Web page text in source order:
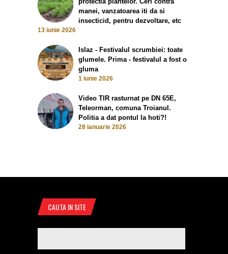
manei, vanzatoarea iti da si
insecticid, pentru dezvoltare, etc
13 iunie 2026
Islaz - Festivalul scrumbiei: toate
glumele. Prima - festivalul a fost o
gluma
1 iunie 2026
Video TIR rasturnat pe DN 65E,
Teleorman, comuna Troianul.
Politia a dat pontul la hoti?!
28 ianuarie 2026
CAUTA IN SITE